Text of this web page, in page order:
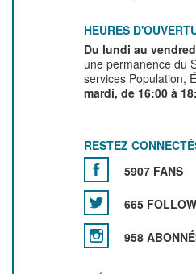
HEURES
Du lundi au
une permanence du
services Population,
mardi, de 16:00 à
RESTEZ
5907 FANS
665
958